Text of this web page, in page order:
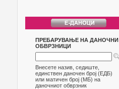
ПРЕБАРУВАЊЕ НА ДАНОЧНИ
ОБВРЗНИЦИ
Внесете назив, седиште,
единствен даночен број (ЕДБ)
или матичен број (МБ) на
даночниот обврзник